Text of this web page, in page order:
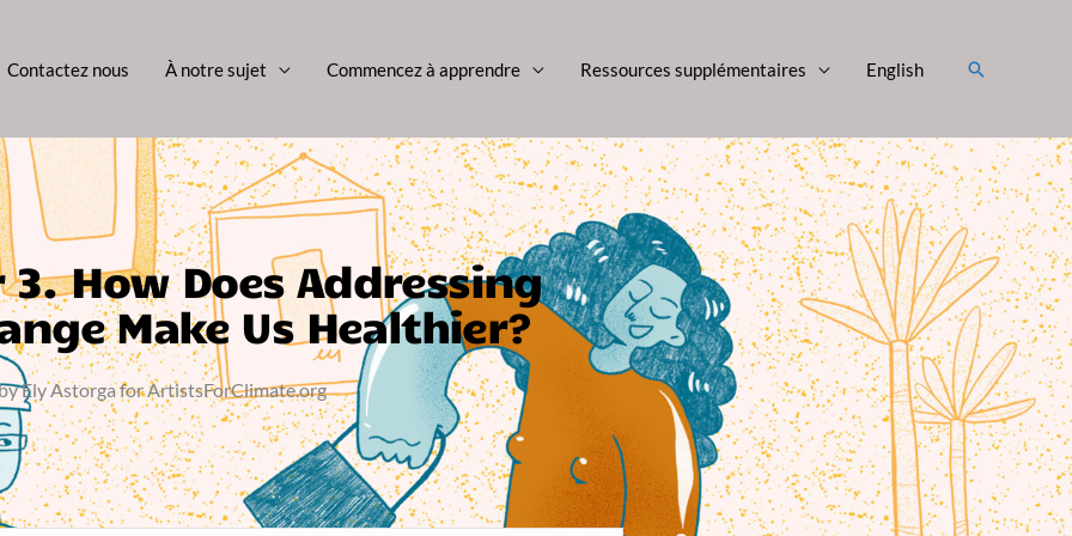
Contactez nous À notre sujet Commencez à apprendre Ressources supplémentaires English Rechercher
How Does Addressing
Make Us Healthier?
Ely Astorga for ArtistsForClimate.org